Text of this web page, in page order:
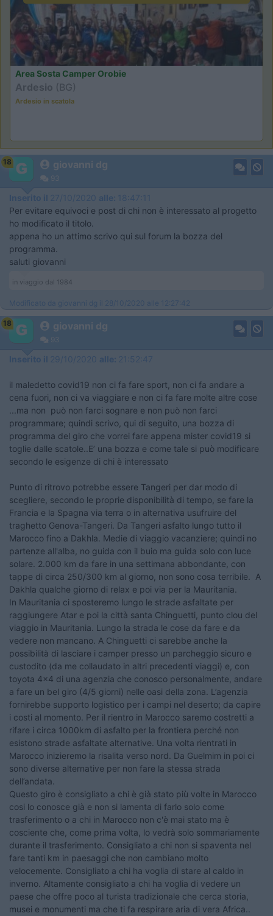
Area Sosta Camper Orobie
Ardesio (BG)
Ardesio in scatola
18 giovanni dg
93
Inserito il 27/10/2020 alle: 18:47:11
Per evitare equivoci e post di chi non è interessato al progetto
ho modificato il titolo.
appena ho un attimo scrivo qui sul forum la bozza del
programma.
saluti giovanni
in viaggio dal 1984
Modificato da giovanni dg il 28/10/2020 alle 12:27:42
18 giovanni dg
93
Inserito il 29/10/2020 alle: 21:52:47
il maledetto covid19 non ci fa fare sport, non ci fa andare a
cena fuori, non ci va viaggiare e non ci fa fare molte altre cose
...ma non può non farci sognare e non può non farci
programmare; quindi scrivo, qui di seguito, una bozza di
programma del giro che vorrei fare appena mister covid19 si
toglie dalle scatole..E’ una bozza e come tale si può modificare
secondo le esigenze di chi è interessato
Punto di ritrovo potrebbe essere Tangeri per dar modo di
scegliere, secondo le proprie disponibilità di tempo, se fare la
Francia e la Spagna via terra o in alternativa usufruire del
traghetto Genova-Tangeri. Da Tangeri asfalto lungo tutto il
Marocco fino a Dakhla. Medie di viaggio vacanziere; quindi no
partenze all'alba, no guida con il buio ma guida solo con luce
solare. 2.000 km da fare in una settimana abbondante, con
tappe di circa 250/300 km al giorno, non sono cosa terribile. A
Dakhla qualche giorno di relax e poi via per la Mauritania.
In Mauritania ci sposteremo lungo le strade asfaltate per
raggiungere Atar e poi la città santa Chinguetti, punto clou del
viaggio in Mauritania. Lungo la strada le cose da fare e da
vedere non mancano. A Chinguetti ci sarebbe anche la
possibilità di lasciare i camper presso un parcheggio sicuro e
custodito (da me collaudato in altri precedenti viaggi) e, con
toyota 4x4 di una agenzia che conosco personalmente, andare
a fare un bel giro (4/5 giorni) nelle oasi della zona. L’agenzia
fornirebbe supporto logistico per i campi nel deserto; da capire
i costi al momento. Per il rientro in Marocco saremo costretti a
rifare i circa 1000km di asfalto per la frontiera perché non
esistono strade asfaltate alternative. Una volta rientrati in
Marocco inizieremo la risalita verso nord. Da Guelmim in poi ci
sono diverse alternative per non fare la stessa strada
dell’andata.
Questo giro è consigliato a chi è già stato più volte in Marocco
cosi lo conosce già e non si lamenta di farlo solo come
trasferimento o a chi in Marocco non c'è mai stato ma è
cosciente che, come prima volta, lo vedrà solo sommariamente
durante il trasferimento. Consigliato a chi non si spaventa nel
fare tanti km in paesaggi che non cambiano molto
velocemente. Consigliato a chi ha voglia di stare al caldo in
inverno. Altamente consigliato a chi ha voglia di vedere un
paese che offre poco al turista tradizionale che cerca storia,
musei e monumenti ma che ti fa respirare aria di vera Africa..